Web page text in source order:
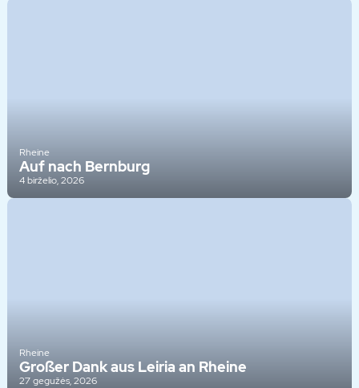
Rheine
Auf nach Bernburg
4 birželio, 2026
Rheine
Großer Dank aus Leiria an Rheine
27 gegužės, 2026